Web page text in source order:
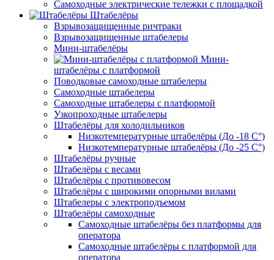
Самоходные электрические тележки с площадкой
Штабелёры
Взрывозащищенные ричтраки
Взрывозащищенные штабелеры
Мини-штабелёры
Мини-
штабелёры с платформой
Поводковые самоходные штабелеры
Самоходные штабелеры
Самоходные штабелеры с платформой
Узкопроходные штабелеры
Штабелёры для холодильников
Низкотемпературные штабелёры (До -18 C°)
Низкотемпературные штабелёры (До -25 C°)
Штабелёры ручные
Штабелёры с весами
Штабелёры с противовесом
Штабелёры с широкими опорными вилами
Штабелеры с электроподъемом
Штабелёры самоходные
Самоходные штабелёры без платформы для
оператора
Самоходные штабелёры с платформой для
оператора